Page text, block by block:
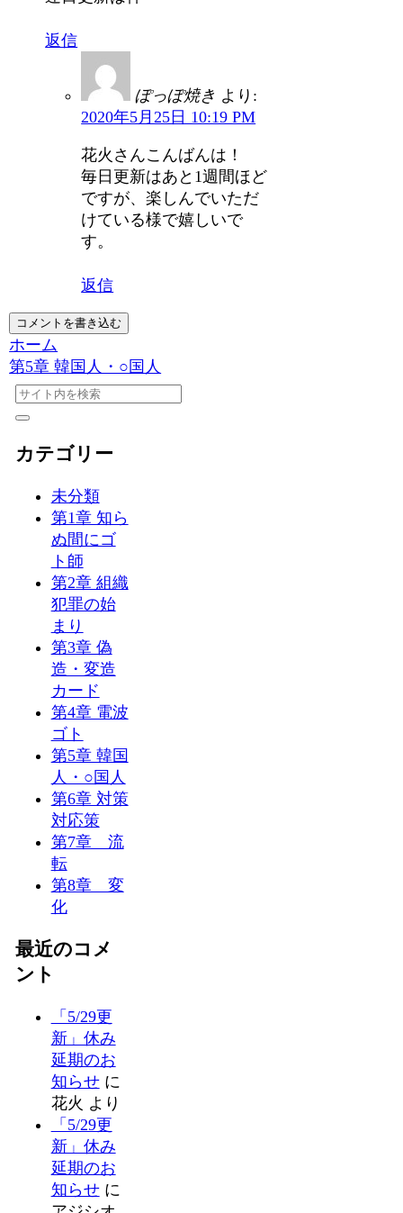
返信
ぽっぽ焼き より:
2020年5月25日 10:19 PM
花火さんこんばんは！
毎日更新はあと1週間ほど
ですが、楽しんでいただ
けている様で嬉しいで
す。
返信
コメントを書き込む
ホーム
第5章 韓国人・○国人
カテゴリー
未分類
第1章 知ら
ぬ間にゴ
ト師
第2章 組織
犯罪の始
まり
第3章 偽
造・変造
カード
第4章 電波
ゴト
第5章 韓国
人・○国人
第6章 対策
対応策
第7章 流
転
第8章 変
化
最近のコメ
ント
「5/29更
新」休み
延期のお
知らせに
花火 より
「5/29更
新」休み
延期のお
知らせに